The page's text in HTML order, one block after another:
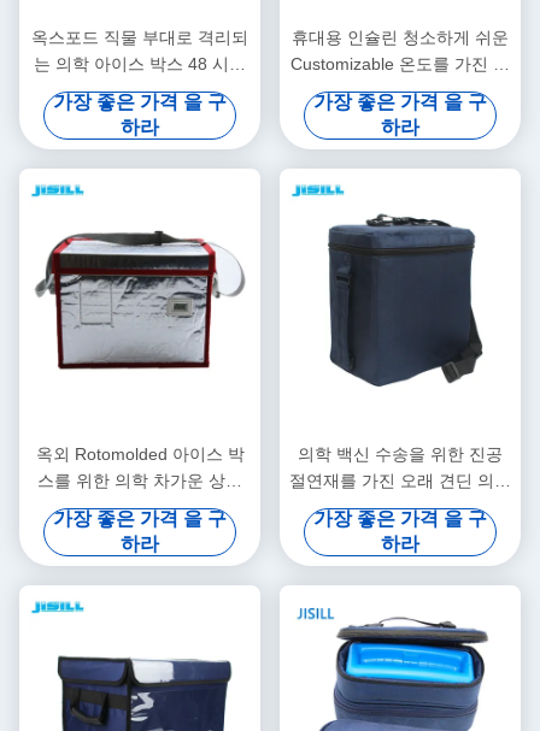
옥스포드 직물 부대로 격리되
는 의학 아이스 박스 48 시간
통제 온도
가장 좋은 가격 을 구
하라
휴대용 인슐린 청소하게 쉬운
Customizable 온도를 가진 의
학 아이스 박스
가장 좋은 가격 을 구
하라
옥외 Rotomolded 아이스 박
스를 위한 의학 차가운 상자
23.5L 휴대용을 주문을 받아
서 만드십시오
가장 좋은 가격 을 구
하라
의학 백신 수송을 위한 진공
절연재를 가진 오래 견딘 의학
차가운 상자
가장 좋은 가격 을 구
하라